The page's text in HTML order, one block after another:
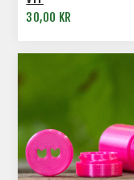
30,00 KR